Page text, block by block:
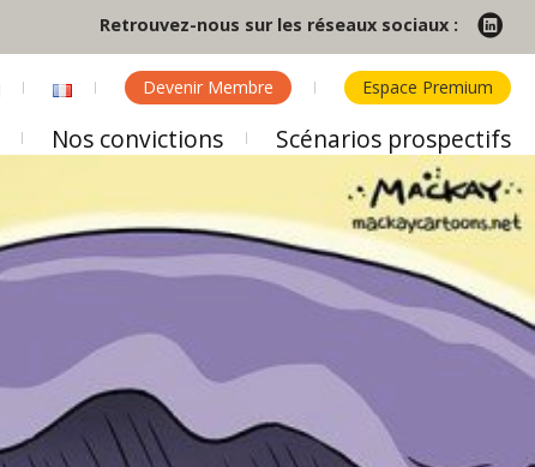
Retrouvez-nous sur les réseaux sociaux :
Devenir Membre Espace Premium
Nos convictions Scénarios prospectifs